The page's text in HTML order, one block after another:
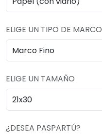
ELIGE UN TIPO DE MARCO
ELIGE UN TAMAÑO
¿DESEA PASPARTÚ?